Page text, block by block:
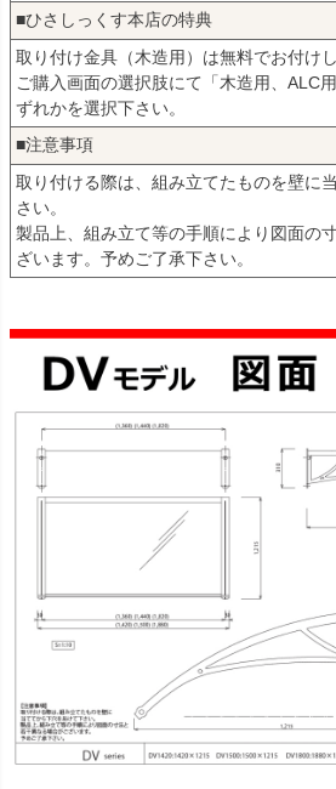
■ひさしっくす本店の特典
取り付け金具（木造用）は無料でお付け
ご購入画面の選択肢にて「木造用、ALC
ずれかを選択下さい。
■注意事項
取り付ける際は、組み立てたものを壁に
さい。
製品上、組み立て等の手順により図面の
ざいます。予めご了承下さい。